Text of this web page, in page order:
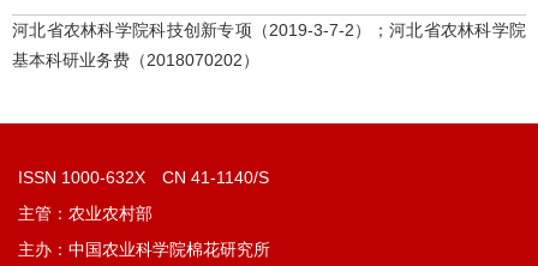
河北省农林科学院科技创新专项（2019-3-7-2）；河北省农林科学院
基本科研业务费（2018070202）
ISSN 1000-632X CN 41-1140/S
主管：农业农村部
主办：中国农业科学院棉花研究所